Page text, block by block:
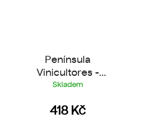
Península
Vinicultores -
Apostata 2019
Skladem
418 Kč